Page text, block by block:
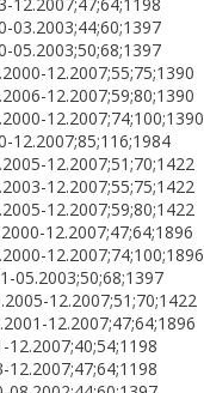
03.2003;44;60;1397
05.2003;50;68;1397
12.2007;55;75;1390
12.2007;59;80;1390
12.2007;74;100;1390
12.2007;85;116;1984
12.2007;51;70;1422
12.2007;55;75;1422
12.2007;59;80;1422
12.2007;47;64;1896
12.2007;74;100;1896
05.2003;50;68;1397
12.2007;51;70;1422
12.2007;47;64;1896
12.2007;40;54;1198
12.2007;47;64;1198